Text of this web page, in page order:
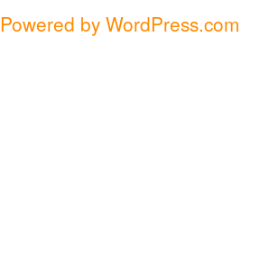
Powered by WordPress.com